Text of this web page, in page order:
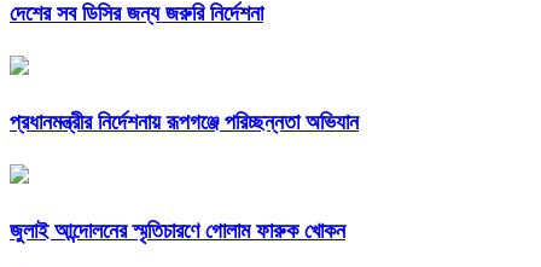
দেশের সব ডিসির জন্য জরুরি নির্দেশনা
প্রধানমন্ত্রীর নির্দেশনায় রূপগঞ্জে পরিচ্ছন্নতা অভিযান
জুলাই আন্দোলনের স্মৃতিচারণে গোলাম ফারুক খোকন